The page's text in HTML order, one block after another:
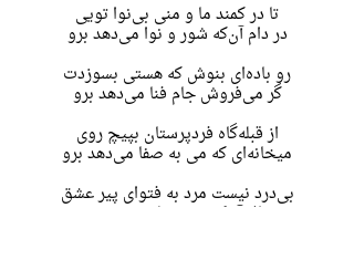
تا در کمند ما و منی بی‌نوا تویی
در دام آن‌که شور و نوا می‌دهد برو
رو باده‌ای بنوش که هستی بسوزدت
گر می‌‌فروش جام فنا می‌دهد برو
از قبله‌گاه فردپرستان بپیچ روی
میخانه‌ای که می به صفا می‌دهد برو
بی‌درد نیست مرد به فتوای پیر عشق
دنبال آن‌که درد و بلا می‌دهد برو